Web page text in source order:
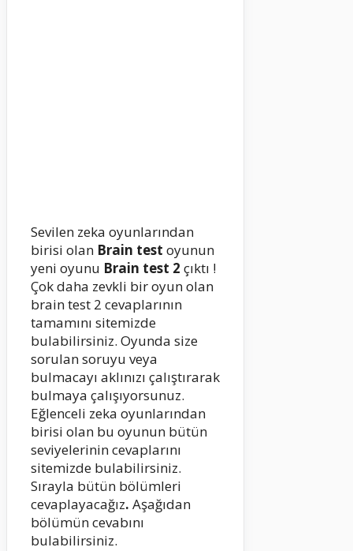
Sevilen zeka oyunlarından
birisi olan Brain test oyunun
yeni oyunu Brain test 2 çıktı !
Çok daha zevkli bir oyun olan
brain test 2 cevaplarının
tamamını sitemizde
bulabilirsiniz. Oyunda size
sorulan soruyu veya
bulmacayı aklınızı çalıştırarak
bulmaya çalışıyorsunuz.
Eğlenceli zeka oyunlarından
birisi olan bu oyunun bütün
seviyelerinin cevaplarını
sitemizde bulabilirsiniz.
Sırayla bütün bölümleri
cevaplayacağız. Aşağıdan
bölümün cevabını
bulabilirsiniz.